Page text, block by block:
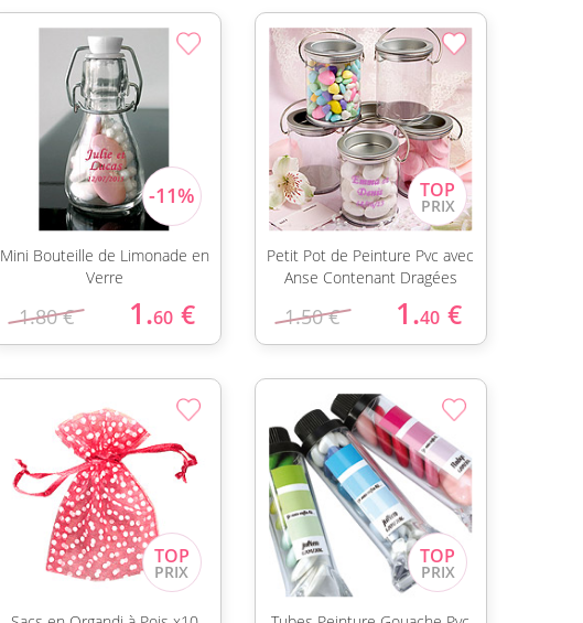
Mini Bouteille de Limonade en
Verre
1.80 € 1.60 €
Petit Pot de Peinture Pvc avec
Anse Contenant Dragées
1.50 € 1.40 €